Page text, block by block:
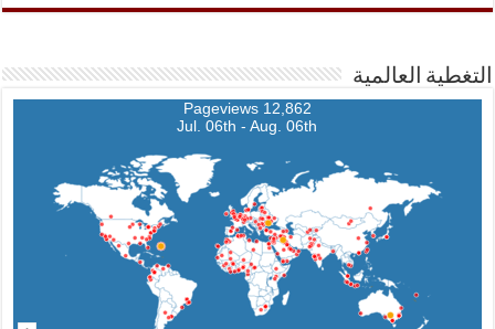
التغطية العالمية
12,862 Pageviews
Jul. 06th - Aug. 06th